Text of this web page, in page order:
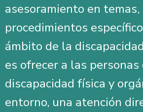
asesoramiento en
procedimientos
ámbito de la
es ofrecer a las personas
discapacidad física y
entorno, una atención